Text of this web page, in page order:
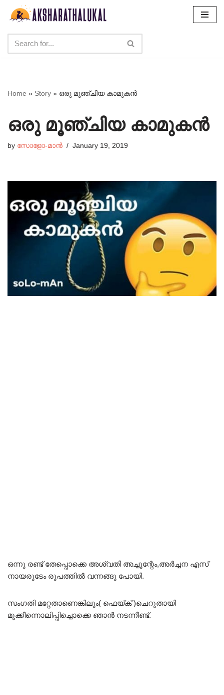
content
Home » Story » ഒരു മൂഞ്ചിയ കാമുകൻ
ഒരു മൂഞ്ചിയ കാമുകൻ
by സോളോ-മാൻ January 19, 2019
ഒന്നു രണ്ട് തേപ്പൊക്കെ അശ്വതി അച്ചൂന്റേം,അർച്ചന എസ്
നായരുടേം രൂപത്തിൽ വന്നങ്ങു പോയി.
സംഗതി മറ്റേതാണെങ്കിലും( ഫെയ്ക് )ചെറുതായി
മൂക്കീന്നൊലിപ്പിച്ചൊക്കെ ഞാൻ നടന്നീണ്ട്.